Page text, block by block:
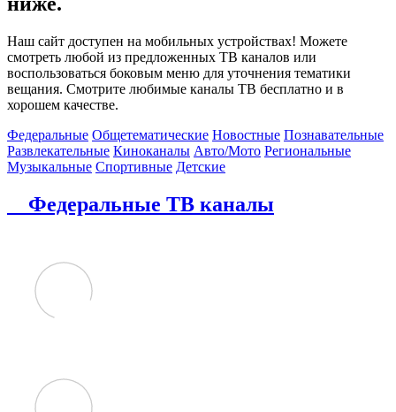
Наш сайт доступен на мобильных устройствах! Можете
смотреть любой из предложенных ТВ каналов или
воспользоваться боковым меню для уточнения тематики
вещания. Смотрите любимые каналы ТВ бесплатно и в
хорошем качестве.
Федеральные Общетематические Новостные Познавательные
Развлекательные Киноканалы Авто/Мото Региональные
Музыкальные Спортивные Детские
Федеральные ТВ каналы